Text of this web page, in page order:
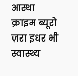
आस्था
क्राइम ब्यूरो
ज़रा इधर भी
स्वास्थ्य